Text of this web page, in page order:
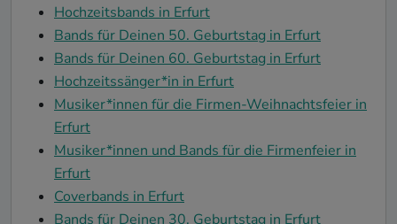
Hochzeitsbands in Erfurt
Bands für Deinen 50. Geburtstag in Erfurt
Bands für Deinen 60. Geburtstag in Erfurt
Hochzeitssänger*in in Erfurt
Musiker*innen für die Firmen-Weihnachtsfeier in
Erfurt
Musiker*innen und Bands für die Firmenfeier in
Erfurt
Coverbands in Erfurt
Bands für Deinen 30. Geburtstag in Erfurt